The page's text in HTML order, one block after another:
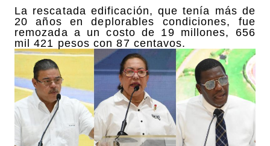
La rescatada edificación, que tenía más de
20 años en deplorables condiciones, fue
remozada a un costo de 19 millones, 656
mil 421 pesos con 87 centavos.